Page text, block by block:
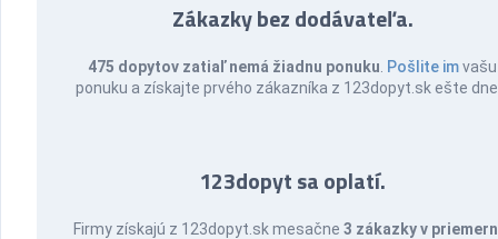
Zákazky bez dodávateľa.
475 dopytov zatiaľ nemá žiadnu ponuku Pošlite imvašu
ponuku a získajte prvého zákazníka z 123dopyt.sk ešte
123dopyt sa oplatí.
Firmy získajú z 123dopyt.sk mesačne3 zákazky v